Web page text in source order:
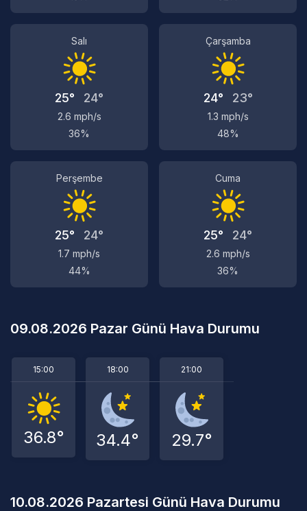
Salı
25° 24°
2.6 mph/s
36%
Çarşamba
24° 23°
1.3 mph/s
48%
Perşembe
25° 24°
1.7 mph/s
44%
Cuma
25° 24°
2.6 mph/s
36%
09.08.2026 Pazar Günü Hava Durumu
15:00
36.8°
18:00
34.4°
21:00
29.7°
10.08.2026 Pazartesi Günü Hava Durumu